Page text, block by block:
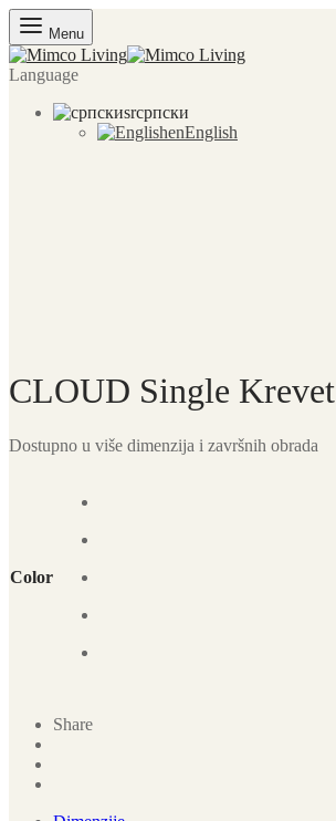
Menu
Language
srсрпски
enEnglish
CLOUD Single Krevet
Dostupno u više dimenzija i završnih obrada
Color
Share